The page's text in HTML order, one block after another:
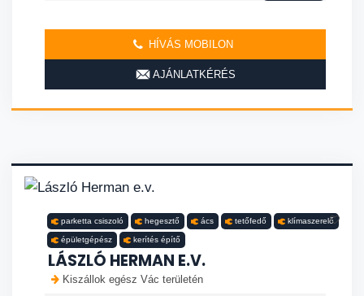
HÍVÁS MOBILON
AJÁNLATKÉRÉS
parketta csiszoló hegesztő ács tetőfedő klímaszerelő
épületgépész kerítés építő
LÁSZLÓ HERMAN E.V.
Kiszállok egész Vác területén